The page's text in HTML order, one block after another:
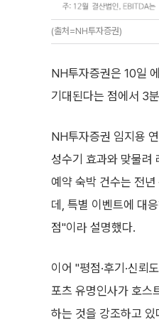
(출처=NH투자증권)
NH투자증권은 10일
기대된다는 점에서 3
NH투자증권 임지용
성수기 효과와 맞물려
예약 숙박 건수는 전
데, 특별 이벤트에 대
점"이라 설명했다.
이어 "평점·후기·신뢰
포츠 유명인사가 호스
하는 것을 강조하고